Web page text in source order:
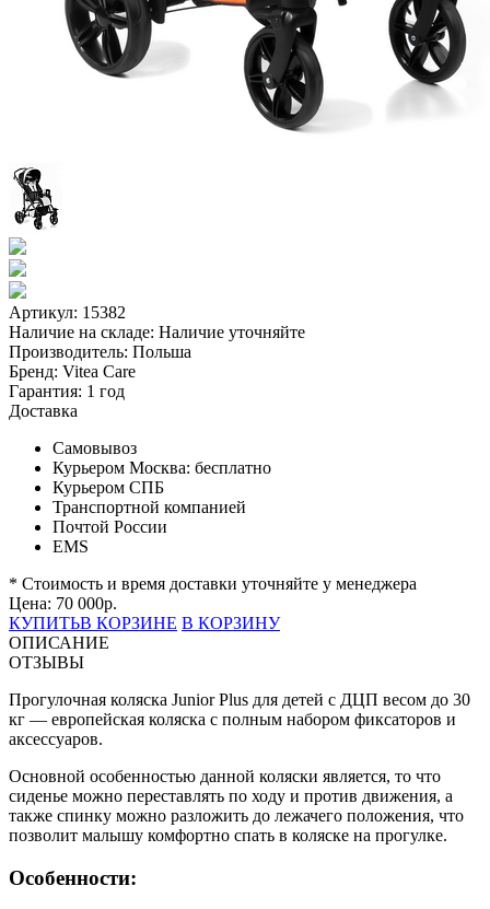
Артикул: 15382
Наличие на складе: Наличие уточняйте
Производитель: Польша
Бренд: Vitea Care
Гарантия: 1 год
Доставка
Самовывоз
Курьером Москва: бесплатно
Курьером СПБ
Транспортной компанией
Почтой России
EMS
* Стоимость и время доставки уточняйте у менеджера
Цена: 70 000р.
КУПИТЬВ КОРЗИНЕ В КОРЗИНУ
ОПИСАНИЕ
ОТЗЫВЫ
Прогулочная коляска Junior Plus для детей с ДЦП весом до 30
кг — европейская коляска с полным набором фиксаторов и
аксессуаров.
Основной особенностью данной коляски является, то что
сиденье можно переставлять по ходу и против движения, а
также спинку можно разложить до лежачего положения, что
позволит малышу комфортно спать в коляске на прогулке.
Особенности: